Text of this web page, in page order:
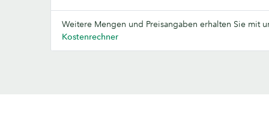
Weitere Mengen und Preisangaben erhalten Sie mit
Kostenrechner